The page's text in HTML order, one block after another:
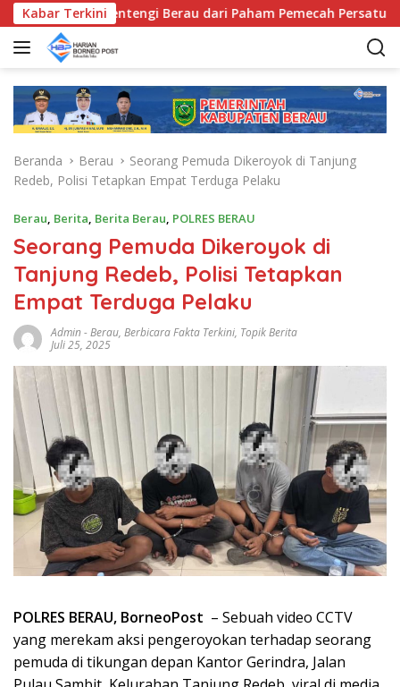
a
Kabar TerkiniBentengi Berau dari Paham Pemecah Persatuan
Beranda Berau
Seorang Pemuda Dikeroyok di Tanjung
Redeb, Polisi Tetapkan Empat Terduga Pelaku
Berau, Berita, Berita Berau, POLRES BERAU
Seorang Pemuda Dikeroyok di
Tanjung Redeb, Polisi Tetapkan
Empat Terduga Pelaku
Admin-Berau, Berbicara Fakta Terkini, Topik Berita
Juli 25, 2025
POLRES BERAU, BorneoPost – Sebuah video CCTV
yang merekam aksi pengeroyokan terhadap seorang
pemuda di tikungan depan Kantor Gerindra, Jalan